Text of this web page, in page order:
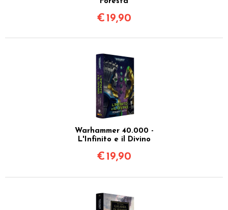
€ 19,90
Warhammer 40.000 -
L'Infinito e il Divino
€ 19,90